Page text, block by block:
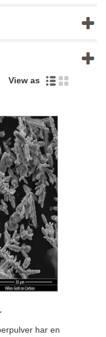
View as
har en